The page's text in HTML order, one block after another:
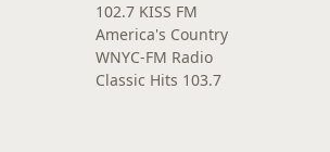
102.7 KISS FM
America's Country
WNYC-FM Radio
Classic Hits 103.7